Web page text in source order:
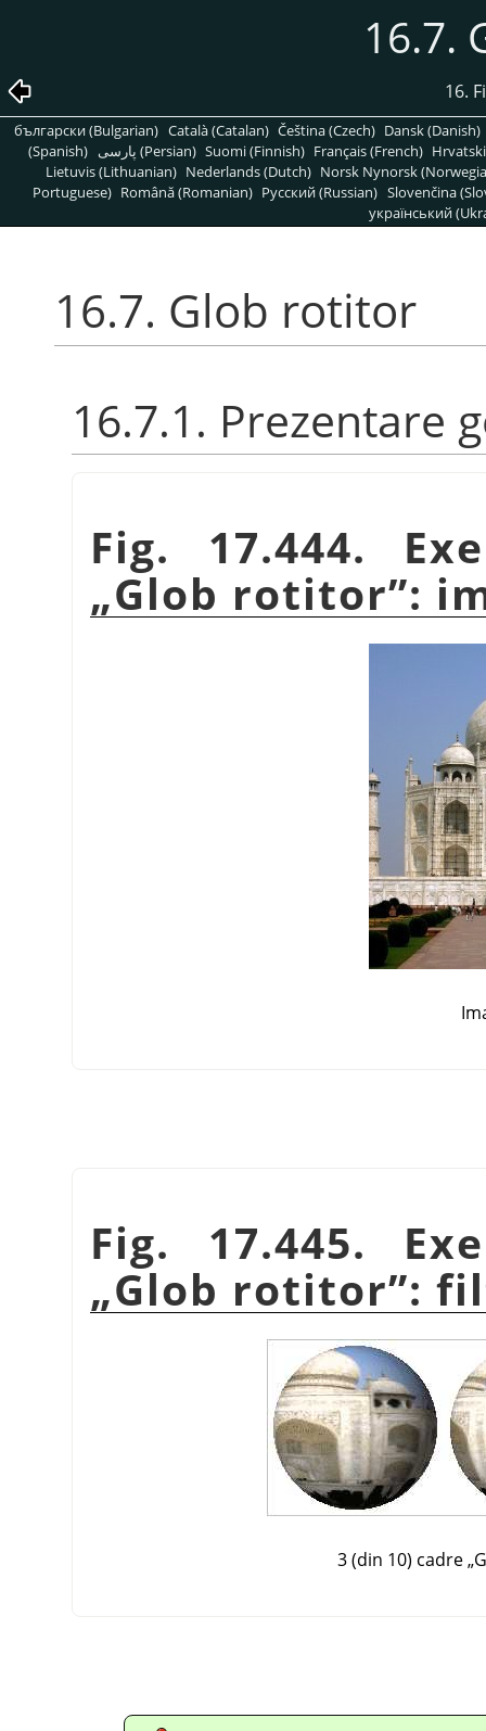
16.7.
16.
български (Bulgarian) Català (Catalan) Čeština (Czech) Dansk (Danish)
(Spanish)
پارسی (Persian) Suomi (Finnish) Français (French)
Lietuvis (Lithuanian) Nederlands (Dutch) Norsk Nynorsk
Portuguese) Română (Romanian) Pусский (Russian) Slovenčina
український
16.7. Glob rotitor
16.7.1. Prezentare
Fig. 17.444.
„Glob rotitor”:
Fig. 17.445.
„Glob rotitor”:
3 (din 10) cadre„